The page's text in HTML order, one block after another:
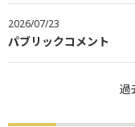
2026/07/23
パブリックコメント
過